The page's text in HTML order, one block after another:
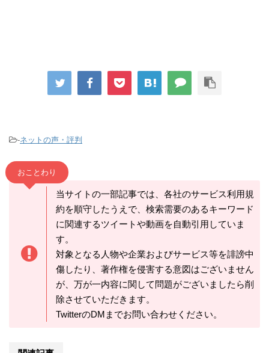
-ネットの声・評判
おことわり
当サイトの一部記事では、各社のサービス利用規
約を順守したうえで、検索需要のあるキーワード
に関連するツイートや動画を自動引用していま
す。
対象となる人物や企業およびサービス等を誹謗中
傷したり、著作権を侵害する意図はございません
が、万が一内容に関して問題がございましたら削
除させていただきます。
TwitterのDMまでお問い合わせください。